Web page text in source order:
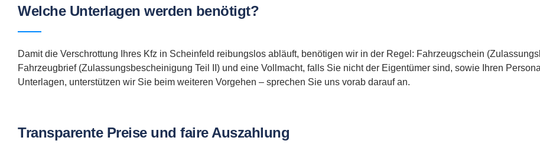
Welche Unterlagen werden benötigt?
Damit die Verschrottung Ihres Kfz in Scheinfeld reibungslos abläuft, benötigen wir in der Regel: Fahrzeugschein
Fahrzeugbrief (Zulassungsbescheinigung Teil II) und eine Vollmacht, falls Sie nicht der Eigentümer sind, sowie Ihren
Unterlagen, unterstützen wir Sie beim weiteren Vorgehen – sprechen Sie uns vorab darauf an.
Transparente Preise und faire Auszahlung